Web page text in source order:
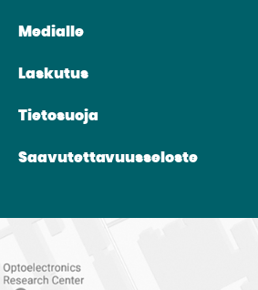
Medialle
Laskutus
Tietosuoja
Saavutettavuusseloste
ylioppilaskuntaan